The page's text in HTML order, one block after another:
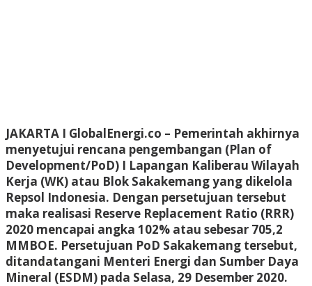
JAKARTA I GlobalEnergi.co – Pemerintah akhirnya
menyetujui rencana pengembangan (Plan of
Development/PoD) I Lapangan Kaliberau Wilayah
Kerja (WK) atau Blok Sakakemang yang dikelola
Repsol Indonesia. Dengan persetujuan tersebut
maka realisasi Reserve Replacement Ratio (RRR)
2020 mencapai angka 102% atau sebesar 705,2
MMBOE. Persetujuan PoD Sakakemang tersebut,
ditandatangani Menteri Energi dan Sumber Daya
Mineral (ESDM) pada Selasa, 29 Desember 2020.